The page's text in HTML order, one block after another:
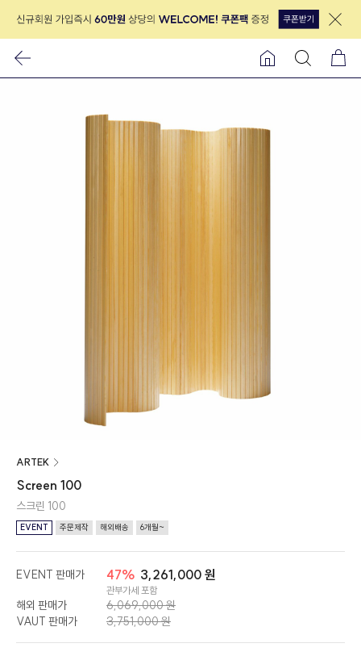
ARTEK
Screen 100
스크린 100
EVENT 주문제작 해외배송 6개월~
해외 판매가
6,069,000 원
VAUT 판매가
3,751,000 원
EVENT 판매가 47% 3,261,000 원
관부가세 포함